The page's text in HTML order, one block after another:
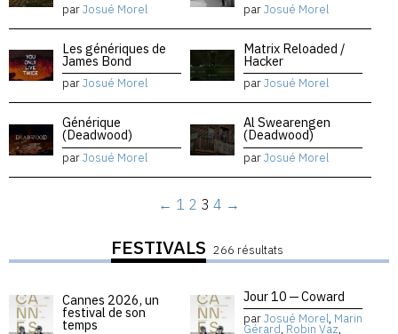
parJosué Morel parJosué Morel
Les génériques de
James Bond
parJosué Morel
Matrix Reloaded /
Hacker
parJosué Morel
Générique
(Deadwood)
parJosué Morel
Al Swearengen
(Deadwood)
parJosué Morel
← 1 2 3 4 →
FESTIVALS 266 résultats
Cannes 2026, un
festival de son
temps
Jour 10 — Coward
parJosué Morel, Marin
Gérard, Robin Vaz,